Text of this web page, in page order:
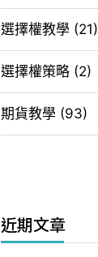
選擇權教學 (21)
選擇權策略 (2)
期貨教學 (93)
近期文章